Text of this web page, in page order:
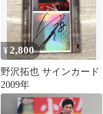
¥2,800
野沢拓也 サインカード
2009年